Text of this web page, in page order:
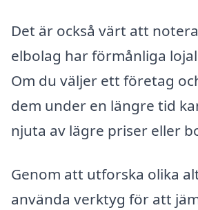
Det är också värt att
elbolag har förmånliga
Om du väljer ett företag
dem under en längre tid
njuta av lägre priser eller
Genom att utforska olika
använda verktyg för att